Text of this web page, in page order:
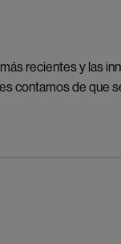
recientes y las
les contamos de que